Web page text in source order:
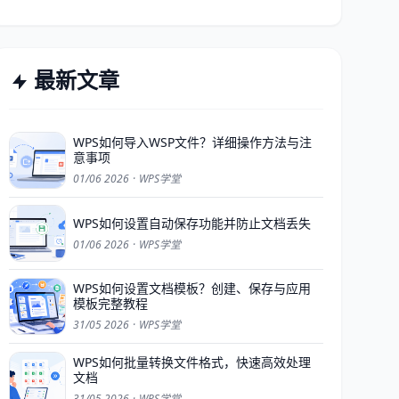
最新文章
WPS如何导入WSP文件？详细操作方法与注
意事项
01/06 2026 · WPS学堂
WPS如何设置自动保存功能并防止文档丢失
01/06 2026 · WPS学堂
WPS如何设置文档模板？创建、保存与应用
模板完整教程
31/05 2026 · WPS学堂
WPS如何批量转换文件格式，快速高效处理
文档